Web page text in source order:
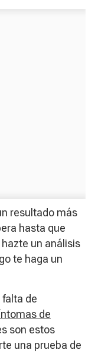
resultado más
hasta que
un análisis
te haga un
de
de
son estos
una prueba de